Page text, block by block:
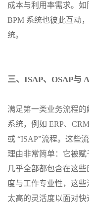
成本与利用率需求。
BPM 系统也彼此互动
统。
三、ISAP、OSAP与
满足第一类业务流程
系统，例如 ERP、
或 “ISAP”流程。这些
理由非常简单：它被
几乎全部都包含在这
度与工作专业性，这
太高的灵活度以面对